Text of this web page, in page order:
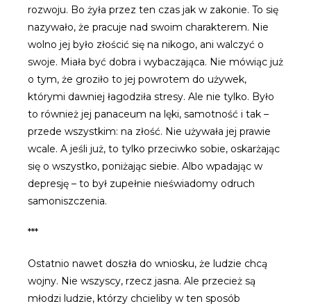
rozwoju. Bo żyła przez ten czas jak w zakonie. To się
nazywało, że pracuje nad swoim charakterem. Nie
wolno jej było złościć się na nikogo, ani walczyć o
swoje. Miała być dobra i wybaczająca. Nie mówiąc już
o tym, że groziło to jej powrotem do używek,
którymi dawniej łagodziła stresy. Ale nie tylko. Było
to również jej panaceum na lęki, samotność i tak –
przede wszystkim: na złość. Nie używała jej prawie
wcale. A jeśli już, to tylko przeciwko sobie, oskarżając
się o wszystko, poniżając siebie. Albo wpadając w
depresję – to był zupełnie nieświadomy odruch
samoniszczenia.
***
Ostatnio nawet doszła do wniosku, że ludzie chcą
wojny. Nie wszyscy, rzecz jasna. Ale przecież są
młodzi ludzie, którzy chcieliby w ten sposób